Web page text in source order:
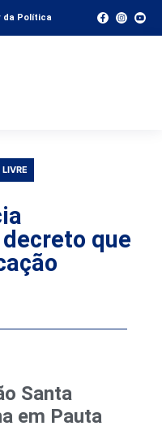
da Política
que
Santa
em Pauta